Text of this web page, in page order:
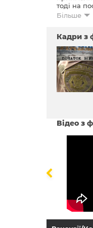
тоді на
Більше
Кадри з
Відео з